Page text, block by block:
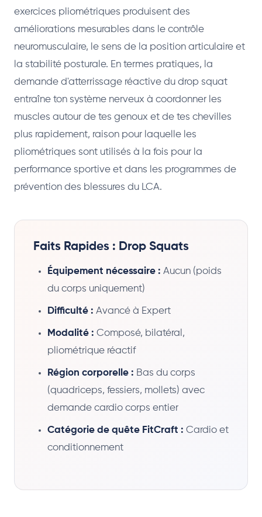
exercices pliométriques produisent des
améliorations mesurables dans le contrôle
neuromusculaire, le sens de la position articulaire et
la stabilité posturale. En termes pratiques, la
demande d'atterrissage réactive du drop squat
entraîne ton système nerveux à coordonner les
muscles autour de tes genoux et de tes chevilles
plus rapidement, raison pour laquelle les
pliométriques sont utilisés à la fois pour la
performance sportive et dans les programmes de
prévention des blessures du LCA.
Faits Rapides : Drop Squats
Équipement nécessaire : Aucun (poids
du corps uniquement)
Difficulté : Avancé à Expert
Modalité : Composé, bilatéral,
pliométrique réactif
Région corporelle : Bas du corps
(quadriceps, fessiers, mollets) avec
demande cardio corps entier
Catégorie de quête FitCraft : Cardio et
conditionnement